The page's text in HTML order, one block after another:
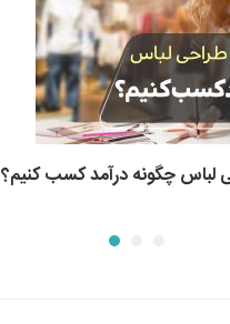
لباس چگونه درآمد کسب کنیم؟